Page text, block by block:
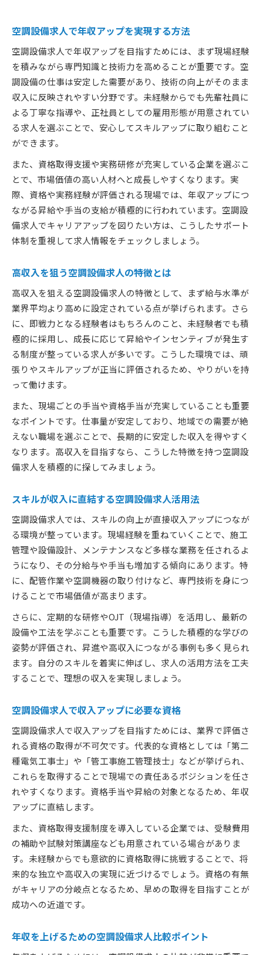
空調設備求人で年収アップを実現する方法
空調設備求人で年収アップを目指すためには、まず現場経験
を積みながら専門知識と技術力を高めることが重要です。空
調設備の仕事は安定した需要があり、技術の向上がそのまま
収入に反映されやすい分野です。未経験からでも先輩社員に
よる丁寧な指導や、正社員としての雇用形態が用意されてい
る求人を選ぶことで、安心してスキルアップに取り組むこと
ができます。
また、資格取得支援や実務研修が充実している企業を選ぶこ
とで、市場価値の高い人材へと成長しやすくなります。実
際、資格や実務経験が評価される現場では、年収アップにつ
ながる昇給や手当の支給が積極的に行われています。空調設
備求人でキャリアアップを図りたい方は、こうしたサポート
体制を重視して求人情報をチェックしましょう。
高収入を狙う空調設備求人の特徴とは
高収入を狙える空調設備求人の特徴として、まず給与水準が
業界平均より高めに設定されている点が挙げられます。さら
に、即戦力となる経験者はもちろんのこと、未経験者でも積
極的に採用し、成長に応じて昇給やインセンティブが発生す
る制度が整っている求人が多いです。こうした環境では、頑
張りやスキルアップが正当に評価されるため、やりがいを持
って働けます。
また、現場ごとの手当や資格手当が充実していることも重要
なポイントです。仕事量が安定しており、地域での需要が絶
えない職場を選ぶことで、長期的に安定した収入を得やすく
なります。高収入を目指すなら、こうした特徴を持つ空調設
備求人を積極的に探してみましょう。
スキルが収入に直結する空調設備求人活用法
空調設備求人では、スキルの向上が直接収入アップにつなが
る環境が整っています。現場経験を重ねていくことで、施工
管理や設備設計、メンテナンスなど多様な業務を任されるよ
うになり、その分給与や手当も増加する傾向にあります。特
に、配管作業や空調機器の取り付けなど、専門技術を身につ
けることで市場価値が高まります。
さらに、定期的な研修やOJT（現場指導）を活用し、最新の
設備や工法を学ぶことも重要です。こうした積極的な学びの
姿勢が評価され、昇進や高収入につながる事例も多く見られ
ます。自分のスキルを着実に伸ばし、求人の活用方法を工夫
することで、理想の収入を実現しましょう。
空調設備求人で収入アップに必要な資格
空調設備求人で収入アップを目指すためには、業界で評価さ
れる資格の取得が不可欠です。代表的な資格としては「第二
種電気工事士」や「管工事施工管理技士」などが挙げられ、
これらを取得することで現場での責任あるポジションを任さ
れやすくなります。資格手当や昇給の対象となるため、年収
アップに直結します。
また、資格取得支援制度を導入している企業では、受験費用
の補助や試験対策講座なども用意されている場合がありま
す。未経験からでも意欲的に資格取得に挑戦することで、将
来的な独立や高収入の実現に近づけるでしょう。資格の有無
がキャリアの分岐点となるため、早めの取得を目指すことが
成功への近道です。
年収を上げるための空調設備求人比較ポイント